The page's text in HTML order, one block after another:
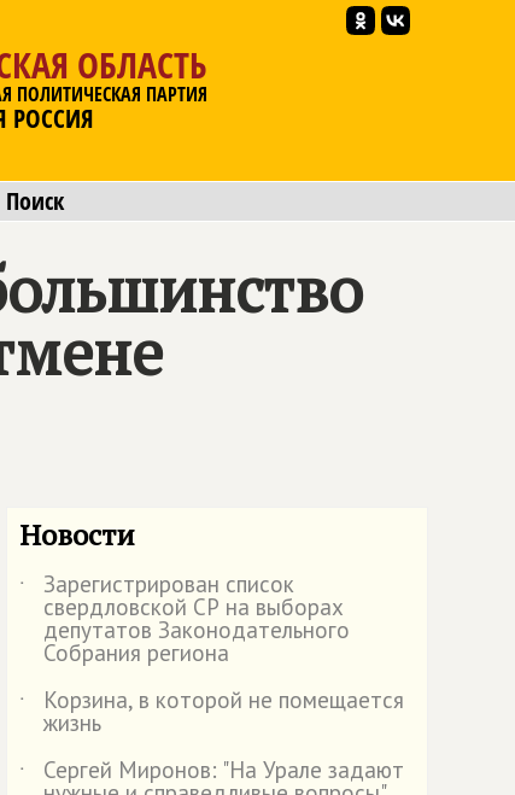
ОБЛАСТЬ
ПОЛИТИЧЕСКАЯ ПАРТИЯ
РОССИЯ
Поиск
Новости
˙ Зарегистрирован список
свердловской СР на выборах
депутатов Законодательного
Собрания региона
˙
Корзина, в которой не помещается
жизнь
˙
Сергей Миронов: "На Урале задают